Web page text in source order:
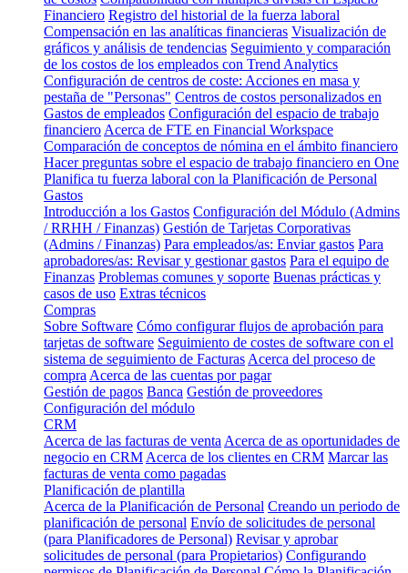
Financiero Registro del historial de la fuerza laboral
Compensación en las analíticas financieras Visualización de
gráficos y análisis de tendencias Seguimiento y comparación
de los costos de los empleados con Trend Analytics
Configuración de centros de coste: Acciones en masa y
pestaña de "Personas" Centros de costos personalizados en
Gastos de empleados Configuración del espacio de trabajo
financiero Acerca de FTE en Financial Workspace
Comparación de conceptos de nómina en el ámbito financiero
Hacer preguntas sobre el espacio de trabajo financiero en One
Planifica tu fuerza laboral con la Planificación de Personal
Gastos
Introducción a los Gastos Configuración del Módulo (Admins
/ RRHH / Finanzas) Gestión de Tarjetas Corporativas
(Admins / Finanzas) Para empleados/as: Enviar gastos Para
aprobadores/as: Revisar y gestionar gastos Para el equipo de
Finanzas Problemas comunes y soporte Buenas prácticas y
casos de uso Extras técnicos
Compras
Sobre Software Cómo configurar flujos de aprobación para
tarjetas de software Seguimiento de costes de software con el
sistema de seguimiento de Facturas Acerca del proceso de
compra Acerca de las cuentas por pagar
Gestión de pagos Banca Gestión de proveedores
Configuración del módulo
CRM
Acerca de las facturas de venta Acerca de as oportunidades de
negocio en CRM Acerca de los clientes en CRM Marcar las
facturas de venta como pagadas
Planificación de plantilla
Acerca de la Planificación de Personal Creando un periodo de
planificación de personal Envío de solicitudes de personal
(para Planificadores de Personal) Revisar y aprobar
solicitudes de personal (para Propietarios) Configurando